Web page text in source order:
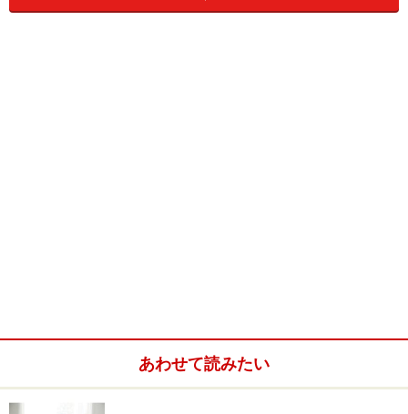
え、よく混ぜ合わせておきます。
あわせて読みたい